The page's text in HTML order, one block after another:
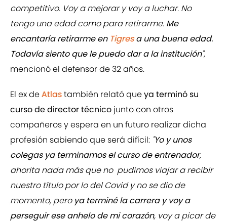
competitivo. Voy a mejorar y voy a luchar. No
tengo una edad como para retirarme. Me
encantaría retirarme en Tigresa una buena edad.
Todavía siento que le puedo dar a la institución",
mencionó el defensor de 32 años.
El ex deAtlastambién relató queya terminó su
curso de director técnico junto con otros
compañeros y espera en un futuro realizar dicha
profesión sabiendo que será difícil: "Yo y unos
colegas ya terminamos el curso de entrenador,
ahorita nada más que no pudimos viajar a recibir
nuestro título por lo del Covid y no se dio de
momento, pero ya terminé la carrera y voy a
perseguir ese anhelo de mi corazón, voy a picar de